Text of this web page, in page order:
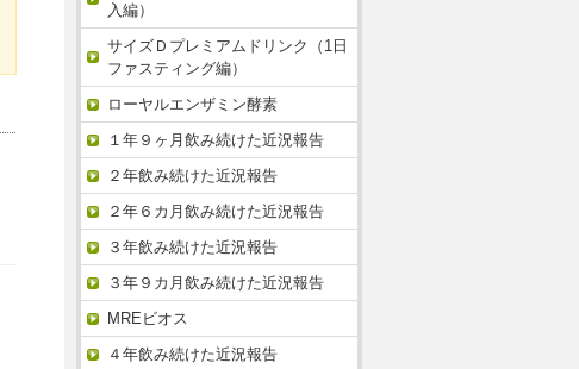
入編）
サイズＤプレミアムドリンク（1日
ファスティング編）
ローヤルエンザミン酵素
１年９ヶ月飲み続けた近況報告
２年飲み続けた近況報告
２年６カ月飲み続けた近況報告
３年飲み続けた近況報告
３年９カ月飲み続けた近況報告
MREビオス
４年飲み続けた近況報告